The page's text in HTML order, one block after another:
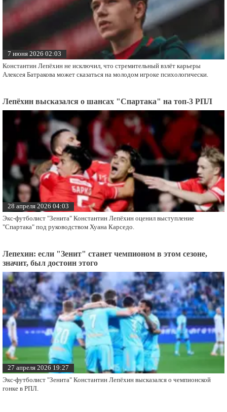
7 июня 2026 02:03
Константин Лепёхин не исключил, что стремительный взлёт карьеры
Алексея Батракова может сказаться на молодом игроке психологически.
Лепёхин высказался о шансах "Спартака" на топ-3 РПЛ
28 апреля 2026 04:03
Экс-футболист "Зенита" Константин Лепёхин оценил выступление
"Спартака" под руководством Хуана Карседо.
Лепехин: если "Зенит" станет чемпионом в этом сезоне,
значит, был достоин этого
27 апреля 2026 19:27
Экс-футболист "Зенита" Константин Лепёхин высказался о чемпионской
гонке в РПЛ.